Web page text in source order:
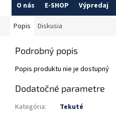
O nás E-SHOP Výpredaj
Popis Diskusia
Podrobný popis
Popis produktu nie je dostupný
Dodatočné parametre
Kategória:
Tekuté